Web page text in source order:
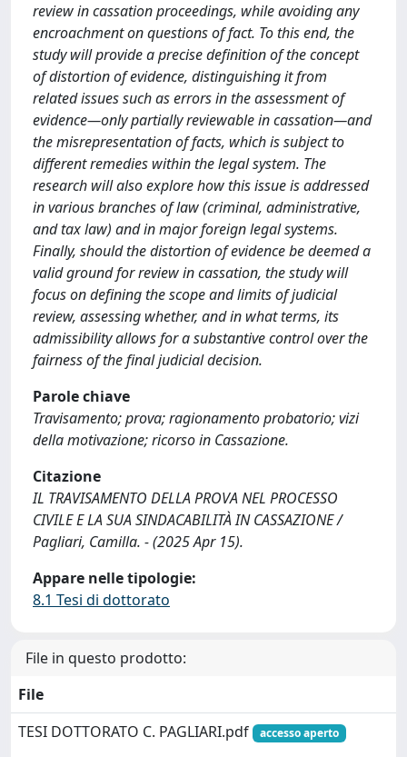
review in cassation proceedings, while avoiding any
encroachment on questions of fact. To this end, the
study will provide a precise definition of the concept
of distortion of evidence, distinguishing it from
related issues such as errors in the assessment of
evidence—only partially reviewable in cassation—and
the misrepresentation of facts, which is subject to
different remedies within the legal system. The
research will also explore how this issue is addressed
in various branches of law (criminal, administrative,
and tax law) and in major foreign legal systems.
Finally, should the distortion of evidence be deemed a
valid ground for review in cassation, the study will
focus on defining the scope and limits of judicial
review, assessing whether, and in what terms, its
admissibility allows for a substantive control over the
fairness of the final judicial decision.
Parole chiave
Travisamento; prova; ragionamento probatorio; vizi
della motivazione; ricorso in Cassazione.
Citazione
IL TRAVISAMENTO DELLA PROVA NEL PROCESSO
CIVILE E LA SUA SINDACABILITÀ IN CASSAZIONE /
Pagliari, Camilla. - (2025 Apr 15).
Appare nelle tipologie:
8.1 Tesi di dottorato
File in questo prodotto:
File
TESI DOTTORATO C. PAGLIARI.pdf
accesso aperto